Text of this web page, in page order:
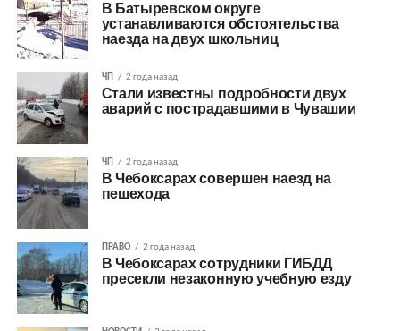
В Батыревском округе
устанавливаются обстоятельства
наезда на двух школьниц
ЧП 2 года назад
Стали известны подробности двух
аварий с пострадавшими в Чувашии
ЧП 2 года назад
В Чебоксарах совершен наезд на
пешехода
ПРАВО 2 года назад
В Чебоксарах сотрудники ГИБДД
пресекли незаконную учебную езду